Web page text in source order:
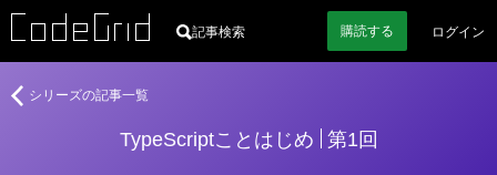
記事検索 購読する ログイン
TypeScriptことはじめ 第1回
者
TypeScript
シリーズの記事一覧